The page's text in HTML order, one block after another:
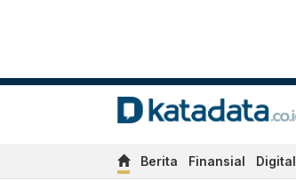
Berita Finansial Digital